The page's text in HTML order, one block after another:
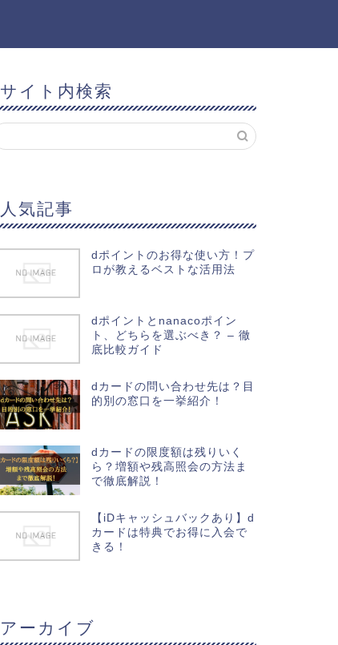
サイト内検索
人気記事
dポイントのお得な使い方！プ
ロが教えるベストな活用法
dポイントとnanacoポイン
ト、どちらを選ぶべき？ – 徹
底比較ガイド
dカードの問い合わせ先は？目
的別の窓口を一挙紹介！
dカードの限度額は残りいく
ら？増額や残高照会の方法ま
で徹底解説！
【iDキャッシュバックあり】d
カードは特典でお得に入会で
きる！
アーカイブ